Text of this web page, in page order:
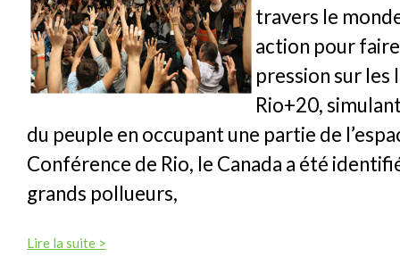
travers le
action pour
pression sur les
Rio+20,
du peuple en occupant une partie de
Conférence de Rio, le Canada a été
grands pollueurs,
Lire la suite >